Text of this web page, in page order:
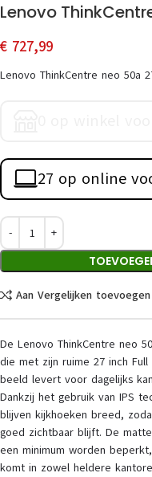
Lenovo
€ 727,99
Lenovo ThinkCentre neo 50a
27 op online
Aan Vergelijken toevoegen
De Lenovo ThinkCentre neo
die met zijn ruime 27 inch
beeld levert voor dagelijks
Dankzij het gebruik van IPS
blijven kijkhoeken breed,
goed zichtbaar blijft. De
een minimum worden
komt in zowel heldere